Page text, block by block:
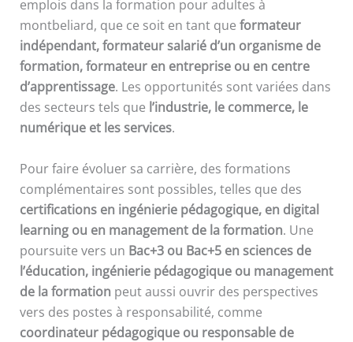
emplois dans la formation pour adultes à
montbeliard, que ce soit en tant que formateur
indépendant, formateur salarié d’un organisme de
formation, formateur en entreprise ou en centre
d’apprentissage. Les opportunités sont variées dans
des secteurs tels que l’industrie, le commerce, le
numérique et les services.
Pour faire évoluer sa carrière, des formations
complémentaires sont possibles, telles que des
certifications en ingénierie pédagogique, en digital
learning ou en management de la formation. Une
poursuite vers un Bac+3 ou Bac+5 en sciences de
l’éducation, ingénierie pédagogique ou management
de la formation peut aussi ouvrir des perspectives
vers des postes à responsabilité, comme
coordinateur pédagogique ou responsable de